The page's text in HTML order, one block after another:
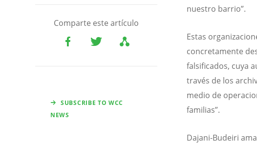
Comparte este artículo
SUBSCRIBE TO WCC
NEWS
nuestro barrio”.
Estas
concretamente
falsificados, cuya
través de los
medio de
familias”.
Dajani-Budeiri